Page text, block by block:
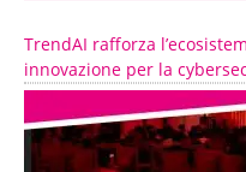
TrendAI rafforza
innovazione per la